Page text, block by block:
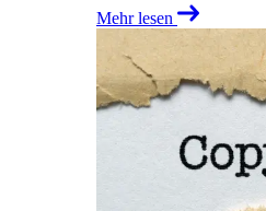
Mehr lesen